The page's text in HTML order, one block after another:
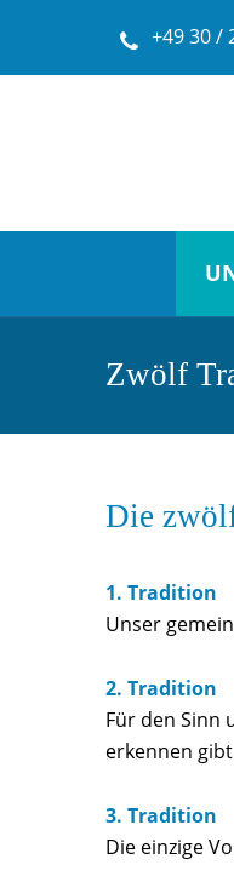
+49 30 /
Zwölf
Die
1. Tradition
Unser
2. Tradition
Für den Sinn
erkennen
3. Tradition
Die einzige